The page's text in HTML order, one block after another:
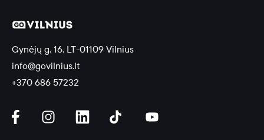
Gynėjų g. 16, LT-01109 Vilnius
info@govilnius.lt
+370 686 57232